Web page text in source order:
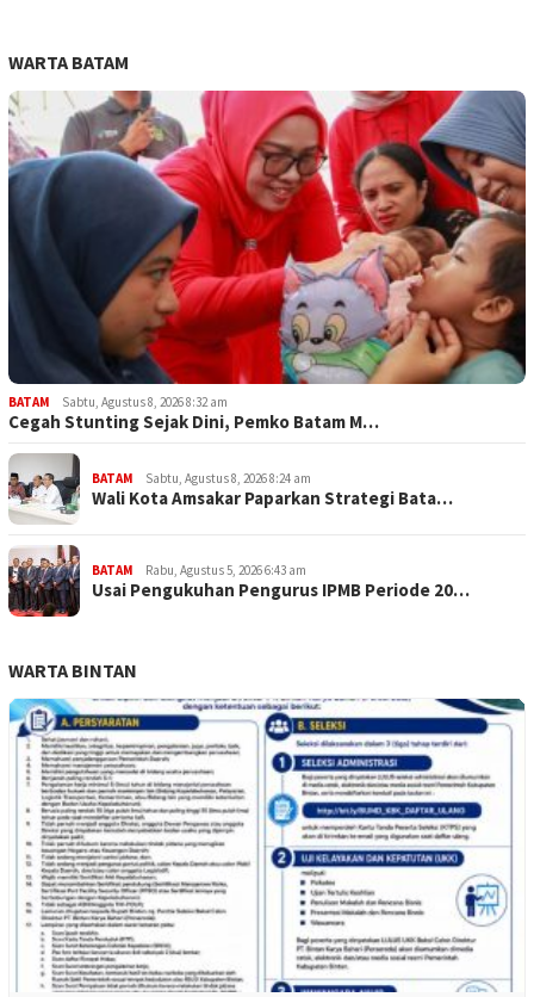
WARTA BATAM
BATAM Sabtu, Agustus 8, 2026 8:32 am
Cegah Stunting Sejak Dini, Pemko Batam M…
BATAM Sabtu, Agustus 8, 2026 8:24 am
Wali Kota Amsakar Paparkan Strategi Bata…
BATAM Rabu, Agustus 5, 2026 6:43 am
Usai Pengukuhan Pengurus IPMB Periode 20…
WARTA BINTAN